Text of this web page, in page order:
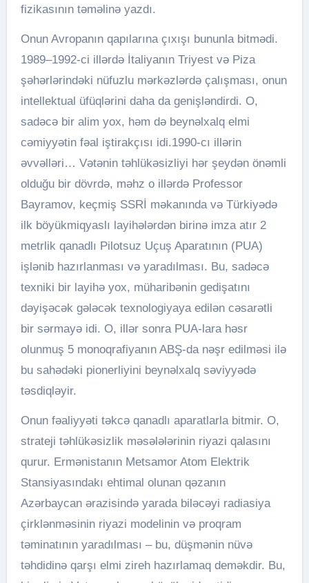
fizikasının təməlinə yazdı.
Onun Avropanın qapılarına çıxışı bununla bitmədi.
1989–1992-ci illərdə İtaliyanın Triyest və Piza
şəhərlərindəki nüfuzlu mərkəzlərdə çalışması, onun
intellektual üfüqlərini daha da genişləndirdi. O,
sadəcə bir alim yox, həm də beynəlxalq elmi
cəmiyyətin fəal iştirakçısı idi.1990-cı illərin
əvvəlləri… Vətənin təhlükəsizliyi hər şeydən önəmli
olduğu bir dövrdə, məhz o illərdə Professor
Bayramov, keçmiş SSRİ məkanında və Türkiyədə
ilk böyükmiqyaslı layihələrdən birinə imza atır 2
metrlik qanadlı Pilotsuz Uçuş Aparatının (PUA)
işlənib hazırlanması və yaradılması. Bu, sadəcə
texniki bir layihə yox, müharibənin gedişatını
dəyişəcək gələcək texnologiyaya edilən cəsarətli
bir sərmayə idi. O, illər sonra PUA-lara həsr
olunmuş 5 monoqrafiyanın ABŞ-da nəşr edilməsi ilə
bu sahədəki pionerliyini beynəlxalq səviyyədə
təsdiqləyir.
Onun fəaliyyəti təkcə qanadlı aparatlarla bitmir. O,
strateji təhlükəsizlik məsələlərinin riyazi qalasını
qurur. Ermənistanın Metsamor Atom Elektrik
Stansiyasındakı ehtimal olunan qəzanın
Azərbaycan ərazisində yarada biləcəyi radiasiya
çirklənməsinin riyazi modelinin və proqram
təminatının yaradılması – bu, düşmənin nüvə
təhdidinə qarşı elmi zireh hazırlamaq deməkdir. Bu,